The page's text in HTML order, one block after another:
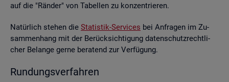
auf die "Rän­der" von Ta­bel­len zu kon­zen­trie­ren.
Na­tür­lich ste­hen die Sta­tis­tik-Ser­vices bei An­fra­gen im Zu­
sam­men­hang mit der Be­rück­sich­ti­gung da­ten­schutz­recht­li­
cher Be­lan­ge gerne be­ra­tend zur Ver­fü­gung.
Run­dungs­ver­fah­ren